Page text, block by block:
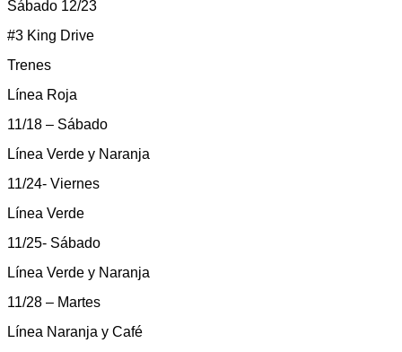
Sábado 12/23
#3 King Drive
Trenes
Línea Roja
11/18 – Sábado
Línea Verde y Naranja
11/24- Viernes
Línea Verde
11/25- Sábado
Línea Verde y Naranja
11/28 – Martes
Línea Naranja y Café